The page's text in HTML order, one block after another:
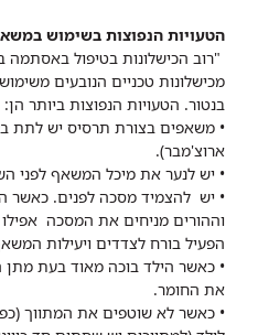
הטעויות הנפוצות בשימוש
"רוב הכישלונות בטיפול
מכישלונות טכניים הנובעים
בנטור. הטעויות הנפוצות ביותר הן:
• משאפים בצורת תרסיס יש לתת
ארוצ'מבר).
• יש לנער את מיכל המשאף לפני
• יש להצמיד מסכה לפנים. כאשר
הפעיל בורח לצדדים ויעילות
• כאשר הילד בוכה מאוד בעת מתן
את החומר.
• כאשר לא שוטפים את המתווך